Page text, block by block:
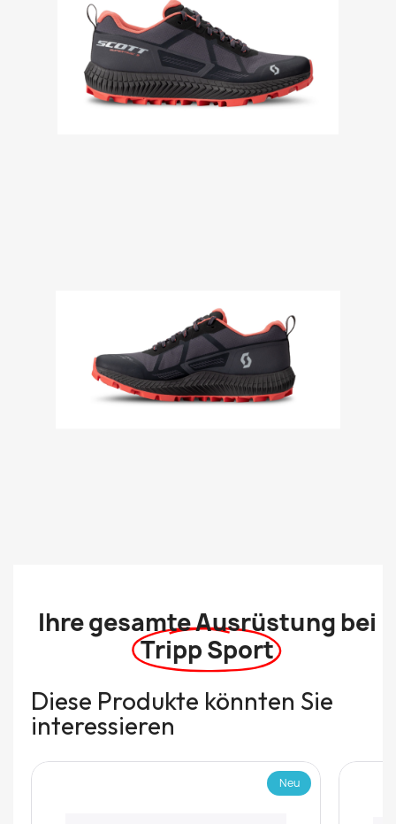
Ihre gesamte Ausrüstung bei
Tripp Sport
Diese Produkte könnten Sie
interessieren
Neu